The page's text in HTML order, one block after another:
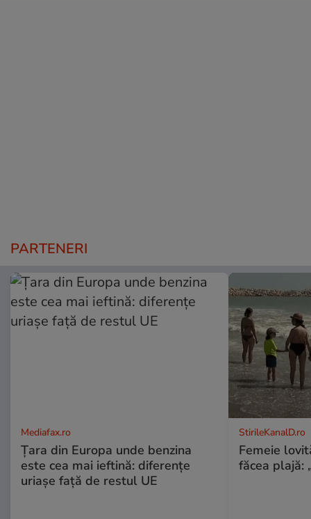
PARTENERI
Mediafax.ro
Țara din Europa unde benzina
este cea mai ieftină: diferențe
uriașe față de restul UE
StirileKanalD.ro
Femeie
făcea plajă: